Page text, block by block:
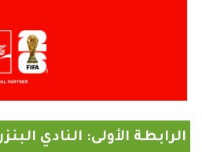
الرابطة الأولى: النادي